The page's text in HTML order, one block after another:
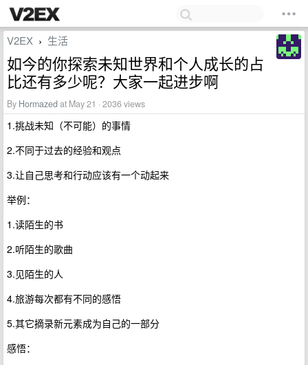
V2EX › 生活
如今的你探索未知世界和个人成长的占
比还有多少呢？大家一起进步啊
By Hormazed at May 21 · 2036 views
1.挑战未知（不可能）的事情
2.不同于过去的经验和观点
3.让自己思考和行动应该有一个动起来
举例：
1.读陌生的书
2.听陌生的歌曲
3.见陌生的人
4.旅游每次都有不同的感悟
5.其它摘录新元素成为自己的一部分
感悟：